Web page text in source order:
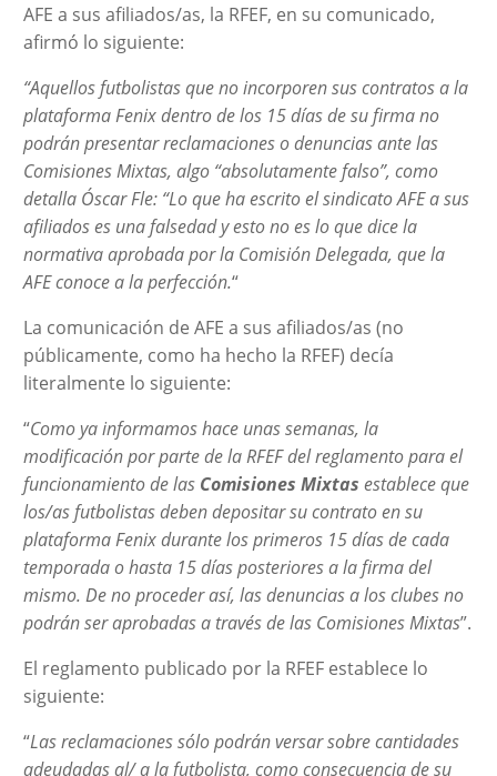
AFE a sus afiliados/as, la RFEF, en su comunicado,
afirmó lo siguiente:
“Aquellos futbolistas que no incorporen sus contratos a la
plataforma Fenix dentro de los 15 días de su firma no
podrán presentar reclamaciones o denuncias ante las
Comisiones Mixtas, algo “absolutamente falso”, como
detalla Óscar Fle: “Lo que ha escrito el sindicato AFE a sus
afiliados es una falsedad y esto no es lo que dice la
normativa aprobada por la Comisión Delegada, que la
AFE conoce a la perfección.“
La comunicación de AFE a sus afiliados/as (no
públicamente, como ha hecho la RFEF) decía
literalmente lo siguiente:
“Como ya informamos hace unas semanas, la
modificación por parte de la RFEF del reglamento para el
funcionamiento de las Comisiones Mixtas establece que
los/as futbolistas deben depositar su contrato en su
plataforma Fenix durante los primeros 15 días de cada
temporada o hasta 15 días posteriores a la firma del
mismo. De no proceder así, las denuncias a los clubes no
podrán ser aprobadas a través de las Comisiones Mixtas”.
El reglamento publicado por la RFEF establece lo
siguiente:
“Las reclamaciones sólo podrán versar sobre cantidades
adeudadas al/ a la futbolista, como consecuencia de su